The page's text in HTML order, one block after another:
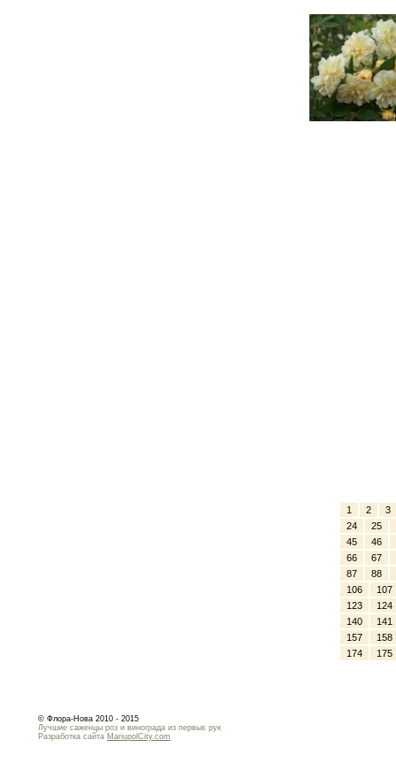
1 2
3
24
25
45
46
66
67
87
88
106
107
123
124
140
141
157
158
174
175
© Флора-Нова 2010 - 2015
Лучшие саженцы роз и винограда из первых рук
Разработка сайта MariupolCity.com